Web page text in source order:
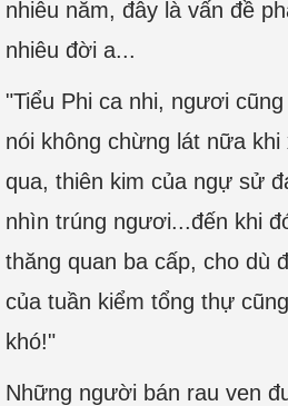
nhiêu năm, đây là vấn đề
nhiêu đời a...
"Tiểu Phi ca nhi, ngươi
nói không chừng lát nữa
qua, thiên kim của ngự sử
nhìn trúng ngươi...đến khi
thăng quan ba cấp, cho dù
của tuần kiểm tổng thự
khó!"
Những người bán rau ven